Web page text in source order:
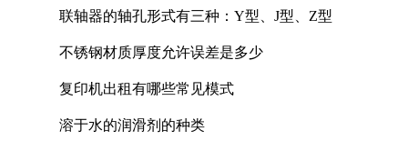
联轴器的轴孔形式有三种：Y型、J型、Z型
不锈钢材质厚度允许误差是多少
复印机出租有哪些常见模式
溶于水的润滑剂的种类